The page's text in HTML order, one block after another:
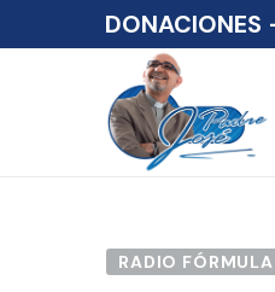
RADIO FÓRMULA